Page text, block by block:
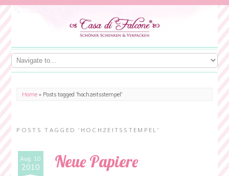
Home » Posts tagged 'hochzeitsstempel'
POSTS TAGGED ‘HOCHZEITSSTEMPEL’
Aug. 10
2010 Neue Papiere